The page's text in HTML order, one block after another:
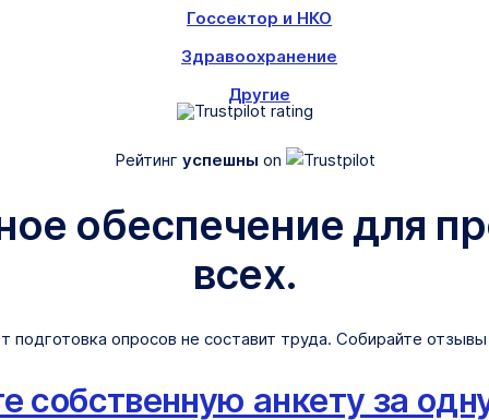
Госсектор и НКО
Здравоохранение
Другие
Рейтинг успешны on
обеспечение для
всех.
подготовка опросов не составит труда. Собирайте
собственную анкету за